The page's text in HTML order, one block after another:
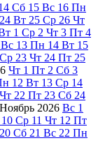
Сб 15 Вс 16 Пн
24 Вт 25 Ср 26 Чт
1 Ср 2 Чт 3 Пт 4
Вс 13 Пн 14 Вт 15
Ср 23 Чт 24 Пт 25
Чт 1 Пт 2 Сб 3
12 Вт 13 Ср 14
Чт 22 Пт 23 Сб 24
Ноябрь 2026 Вс 1
10 Ср 11 Чт 12 Пт
20 Сб 21 Вс 22 Пн